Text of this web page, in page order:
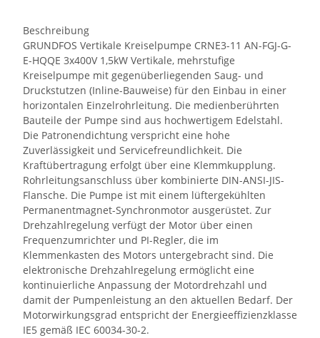
Beschreibung
GRUNDFOS Vertikale Kreiselpumpe CRNE3-11 AN-FGJ-G-
E-HQQE 3x400V 1,5kW Vertikale, mehrstufige
Kreiselpumpe mit gegenüberliegenden Saug- und
Druckstutzen (Inline-Bauweise) für den Einbau in einer
horizontalen Einzelrohrleitung. Die medienberührten
Bauteile der Pumpe sind aus hochwertigem Edelstahl.
Die Patronendichtung verspricht eine hohe
Zuverlässigkeit und Servicefreundlichkeit. Die
Kraftübertragung erfolgt über eine Klemmkupplung.
Rohrleitungsanschluss über kombinierte DIN-ANSI-JIS-
Flansche. Die Pumpe ist mit einem lüftergekühlten
Permanentmagnet-Synchronmotor ausgerüstet. Zur
Drehzahlregelung verfügt der Motor über einen
Frequenzumrichter und PI-Regler, die im
Klemmenkasten des Motors untergebracht sind. Die
elektronische Drehzahlregelung ermöglicht eine
kontinuierliche Anpassung der Motordrehzahl und
damit der Pumpenleistung an den aktuellen Bedarf. Der
Motorwirkungsgrad entspricht der Energieeffizienzklasse
IE5 gemäß IEC 60034-30-2.